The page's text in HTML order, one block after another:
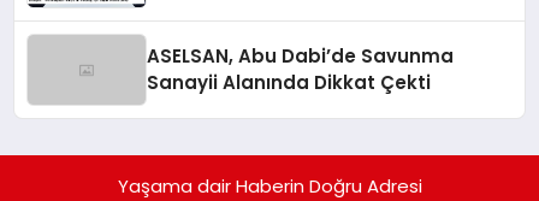
ASELSAN, Abu Dabi’de Savunma
Sanayii Alanında Dikkat Çekti
Yaşama dair Haberin Doğru Adresi